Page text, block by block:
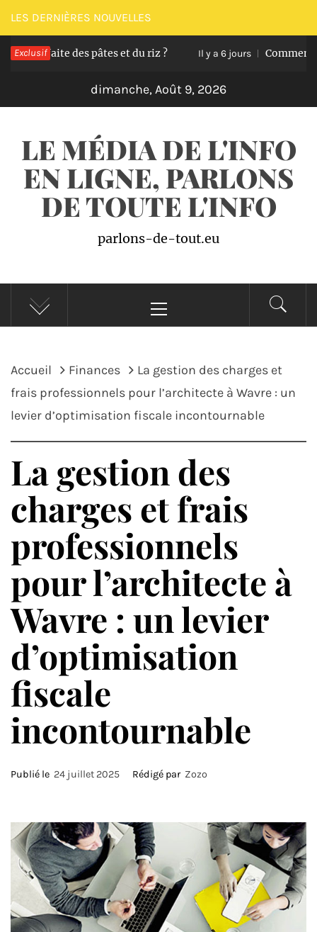
Passer
au
contenu
LES DERNIÈRES NOUVELLES
Exclusifdes pâtes et du riz ? Il y a 6 jours Comment
dimanche, Août 9, 2026
LE MÉDIA DE L'INFO
EN LIGNE, PARLONS
DE TOUTE L'INFO
parlons-de-tout.eu
principal
Accueil Finances
La gestion des charges et
frais professionnels pour l’architecte à Wavre : un
levier d’optimisation fiscale incontournable
La gestion des
charges et frais
professionnels
pour l’architecte à
Wavre : un levier
d’optimisation
fiscale
incontournable
Publié le 24 juillet 2025 Rédigé par Zozo